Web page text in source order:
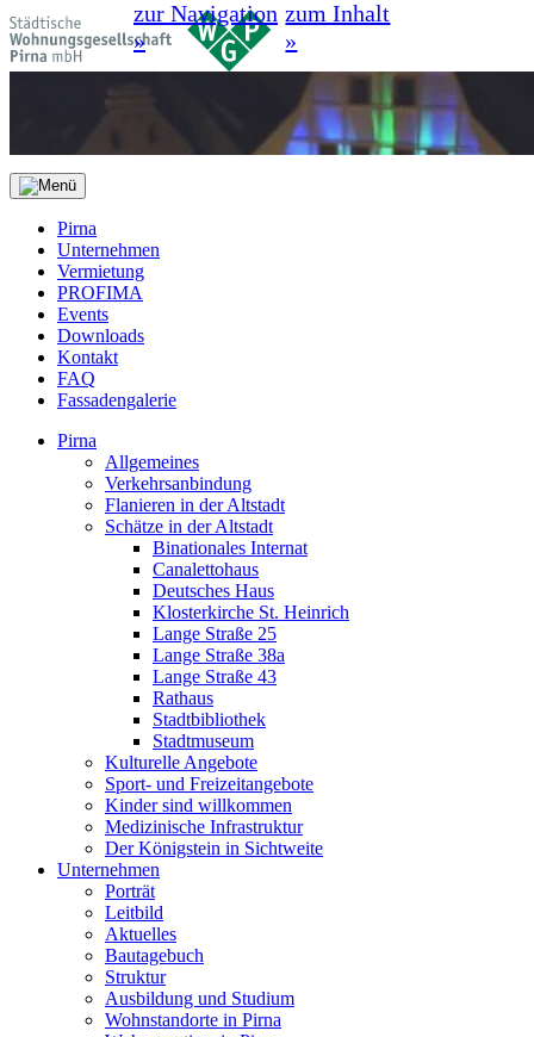
zur Navigation
»
zum Inhalt
»
Pirna
Unternehmen
Vermietung
PROFIMA
Events
Downloads
Kontakt
FAQ
Fassadengalerie
Pirna
Allgemeines
Verkehrsanbindung
Flanieren in der Altstadt
Schätze in der Altstadt
Binationales Internat
Canalettohaus
Deutsches Haus
Klosterkirche St. Heinrich
Lange Straße 25
Lange Straße 38a
Lange Straße 43
Rathaus
Stadtbibliothek
Stadtmuseum
Kulturelle Angebote
Sport- und Freizeitangebote
Kinder sind willkommen
Medizinische Infrastruktur
Der Königstein in Sichtweite
Unternehmen
Porträt
Leitbild
Aktuelles
Bautagebuch
Struktur
Ausbildung und Studium
Wohnstandorte in Pirna